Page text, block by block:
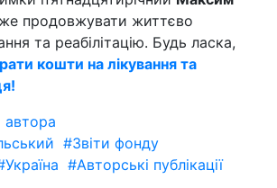
продовжувати життєво
та реабілітацію. Будь ласка,
кошти на лікування та
автора
#Звіти фонду
#Авторські публікації